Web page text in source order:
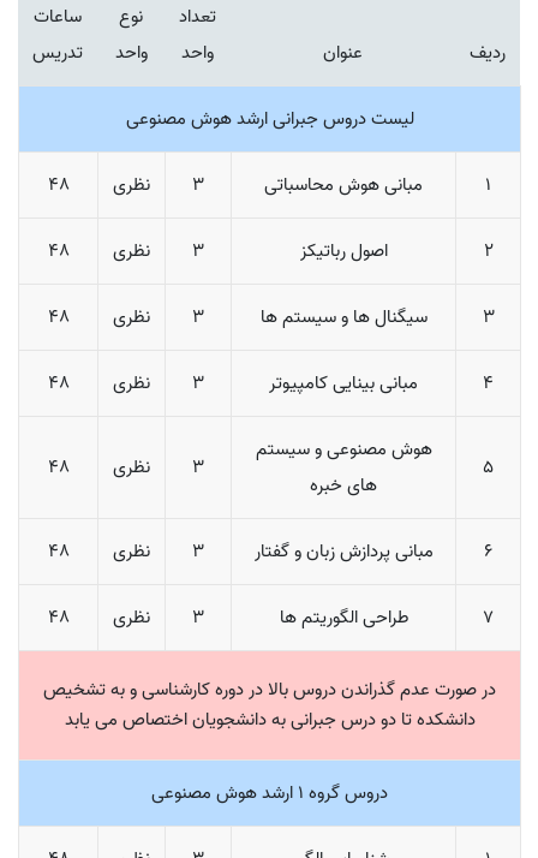
ردیف عنوان
تعداد
واحد
نوع
واحد
ساعات
تدریس
لیست دروس جبرانی ارشد هوش مصنوعی
1 مبانی هوش محاسباتی 3 نظری 48
2 اصول رباتیکز 3 نظری 48
3 سیگنال ها و سیستم ها 3 نظری 48
4 مبانی بینایی کامپیوتر 3 نظری 48
5
هوش مصنوعی و سیستم
های خبره
3 نظری 48
6 مبانی پردازش زبان و گفتار 3 نظری 48
7 طراحی الگوریتم ها 3 نظری 48
در صورت عدم گذراندن دروس بالا در دوره کارشناسی و به تشخیص
دانشکده تا دو درس جبرانی به دانشجویان اختصاص می یابد
دروس گروه 1 ارشد هوش مصنوعی